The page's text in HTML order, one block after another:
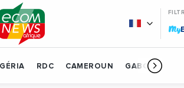
My
RDC CAMEROUN GABON